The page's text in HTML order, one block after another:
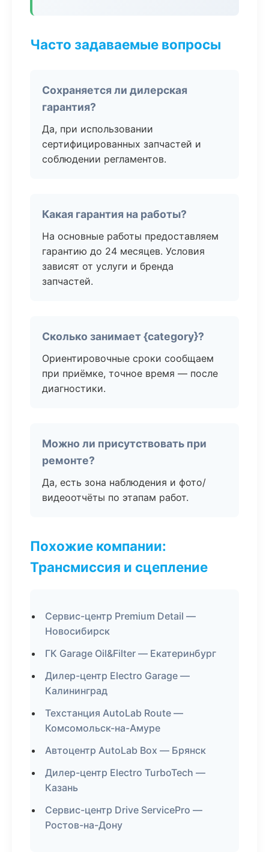
Часто задаваемые вопросы
Сохраняется ли дилерская
гарантия?
Да, при использовании
сертифицированных запчастей и
соблюдении регламентов.
Какая гарантия на работы?
На основные работы предоставляем
гарантию до 24 месяцев. Условия
зависят от услуги и бренда
запчастей.
Сколько занимает {category}?
Ориентировочные сроки сообщаем
при приёмке, точное время — после
диагностики.
Можно ли присутствовать при
ремонте?
Да, есть зона наблюдения и фото/
видеоотчёты по этапам работ.
Похожие компании:
Трансмиссия и сцепление
Сервис-центр Premium Detail —
Новосибирск
ГК Garage Oil&Filter — Екатеринбург
Дилер-центр Electro Garage —
Калининград
Техстанция AutoLab Route —
Комсомольск-на-Амуре
Автоцентр AutoLab Box — Брянск
Дилер-центр Electro TurboTech —
Казань
Сервис-центр Drive ServicePro —
Ростов-на-Дону